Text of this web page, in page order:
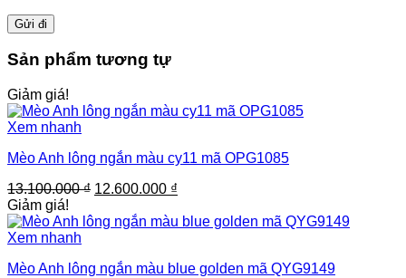
Sản phẩm tương tự
Giảm giá!
Xem nhanh
Mèo Anh lông ngắn màu cy11 mã OPG1085
13.100.000₫ Giá
là:
12.600.000 ₫
tại
Giảm giá!
Xem nhanh
Mèo Anh lông ngắn màu blue golden mã QYG9149